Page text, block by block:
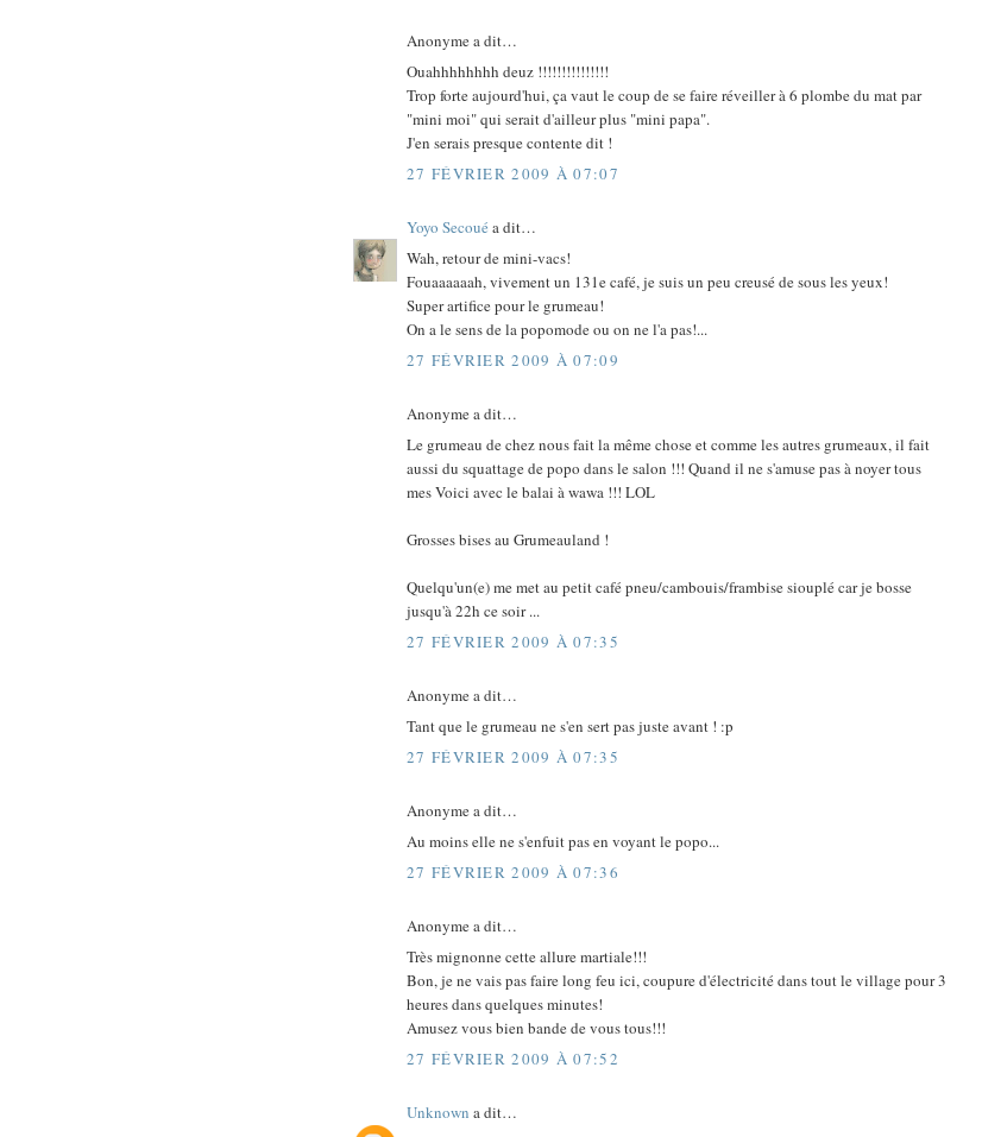
Anonyme a dit…
Ouahhhhhhhh deuz !!!!!!!!!!!!!!!
Trop forte aujourd'hui, ça vaut le coup de se faire réveiller à 6 plombe du mat par
"mini moi" qui serait d'ailleur plus "mini papa".
J'en serais presque contente dit !
27 FÉVRIER 2009 À 07:07
Yoyo Secoué a dit…
Wah, retour de mini-vacs!
Fouaaaaaah, vivement un 131e café, je suis un peu creusé de sous les yeux!
Super artifice pour le grumeau!
On a le sens de la popomode ou on ne l'a pas!...
27 FÉVRIER 2009 À 07:09
Anonyme a dit…
Le grumeau de chez nous fait la même chose et comme les autres grumeaux, il fait
aussi du squattage de popo dans le salon !!! Quand il ne s'amuse pas à noyer tous
mes Voici avec le balai à wawa !!! LOL
Grosses bises au Grumeauland !
Quelqu'un(e) me met au petit café pneu/cambouis/frambise siouplé car je bosse
jusqu'à 22h ce soir ...
27 FÉVRIER 2009 À 07:35
Anonyme a dit…
Tant que le grumeau ne s'en sert pas juste avant ! :p
27 FÉVRIER 2009 À 07:35
Anonyme a dit…
Au moins elle ne s'enfuit pas en voyant le popo...
27 FÉVRIER 2009 À 07:36
Anonyme a dit…
Très mignonne cette allure martiale!!!
Bon, je ne vais pas faire long feu ici, coupure d'électricité dans tout le village pour 3
heures dans quelques minutes!
Amusez vous bien bande de vous tous!!!
27 FÉVRIER 2009 À 07:52
Unknown a dit…